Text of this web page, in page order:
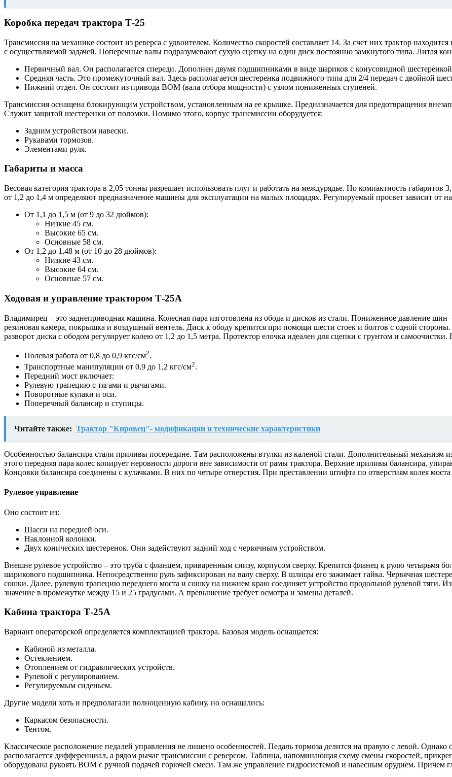
Коробка передач трактора Т-25
Трансмиссия на механике состоит из реверса с удвоителем. Количество скоростей составляет 14. За счет них трактор
с осуществляемой задачей. Поперечные валы подразумевают сухую сцепку на один диск постоянно замкнутого типа. Литая
Первичный вал. Он располагается спереди. Дополнен двумя подшипниками в виде шариков с конусовидной
Средняя часть. Это промежуточный вал. Здесь располагается шестеренка подвижного типа для 2/4 передач с двойной
Нижний отдел. Он состоит из привода ВОМ (вала отбора мощности) с узлом пониженных ступеней.
Трансмиссия оснащена блокирующим устройством, установленным на ее крышке. Предназначается для предотвращения
Служит защитой шестеренки от поломки. Помимо этого, корпус трансмиссии оборудуется:
Задним устройством навески.
Рукавами тормозов.
Элементами руля.
Габариты и масса
Весовая категория трактора в 2,05 тонны разрешает использовать плуг и работать на междурядье. Но компактность габаритов
от 1,2 до 1,4 м определяют предназначение машины для эксплуатации на малых площадях. Регулируемый просвет зависит от
От 1,1 до 1,5 м (от 9 до 32 дюймов):
Низкие 45 см.
Высокие 65 см.
Основные 58 см.
От 1,2 до 1,48 м (от 10 до 28 дюймов):
Низкие 43 см.
Высокие 64 см.
Основные 57 см.
Ходовая и управление трактором Т-25А
Владимирец – это заднеприводная машина. Колесная пара изготовлена из обода и дисков из стали. Пониженное давление шин
резиновая камера, покрышка и воздушный вентель. Диск к ободу крепится при помощи шести стоек и болтов с одной
разворот диска с ободом регулирует колею от 1,2 до 1,5 метра. Протектор елочка идеален для сцепки с грунтом и
Полевая работа от 0,8 до 0,9 кгс/см2.
Транспортные манипуляции от 0,9 до 1,2 кгс/см2.
Передний мост включает:
Рулевую трапецию с тягами и рычагами.
Поворотные кулаки и оси.
Поперечный балансир и ступицы.
Читайте также: Трактор "Кировец"- модификации и технические характеристики
Особенностью балансира стали приливы посередине. Там расположены втулки из каленой стали. Дополнительный механизм из
этого передняя пара колес копирует неровности дороги вне зависимости от рамы трактора. Верхние приливы балансира,
Концовки балансира соединены с кулачками. В них по четыре отверстия. При преставлении штифта по отверстиям колея
Рулевое управление
Оно состоит из:
Шасси на передней оси.
Наклонной колонки.
Двух конических шестеренок. Они задействуют задний ход с червячным устройством.
Внешне рулевое устройство – это труба с фланцем, приваренным снизу, корпусом сверху. Крепится фланец к рулю четырьмя
шарикового подшипника. Непосредственно руль зафиксирован на валу сверху. В шлицы его зажимает гайка. Червячная
сошки. Далее, рулевую трапецию переднего моста и сошку на нижнем краю соединяет устройство продольной рулевой тяги.
значение в промежутке между 15 и 25 градусами. А превышение требует осмотра и замены деталей.
Кабина трактора Т-25А
Вариант операторской определяется комплектацией трактора. Базовая модель оснащается:
Кабиной из металла.
Остеклением.
Отоплением от гидравлических устройств.
Рулевой с регулированием.
Регулируемым сиденьем.
Другие модели хоть и предполагали полноценную кабину, но оснащались:
Каркасом безопасности.
Тентом.
Классическое расположение педалей управления не лишено особенностей. Педаль тормоза делится на правую с левой. Однако
располагается дифференциал, а рядом рычаг трансмиссии с реверсом. Таблица, напоминающая схему смены скоростей,
оборудована рукоять ВОМ с ручной подачей горючей смеси. Там же управление гидросистемой и навесным орудием. Причем